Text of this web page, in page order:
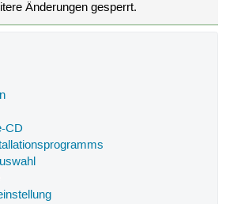
Änderungen gesperrt.
CD